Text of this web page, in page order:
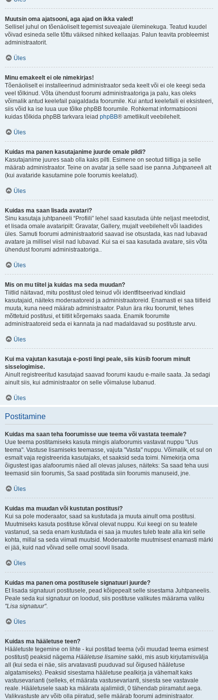
Muutsin oma ajatsooni, aga ajad on ikka valed!
Sellisel juhul on tõenäoliselt tegemist suveajale üleminekuga. Teatud kuudel
võivad esineda selle tõttu väiksed nihked kellaajas. Palun teavita probleemist
administraatorit.
Üles
Minu emakeelt ei ole nimekirjas!
Tõenäoliselt ei installeerinud administraator seda keelt või ei ole keegi seda
veel tõlkinud. Võta ühendust foorumi administraatoriga ja palu, kas oleks
võimalik antud keelefail paigaldada foorumile. Kui antud keelefaili ei eksisteeri,
siis võid ka ise luua uue tõlke phpBB foorumile. Rohkemat informatsiooni
kuidas tõlkida phpBB tarkvara leiad phpBB® ametlikult veebilehelt.
Üles
Kuidas ma panen kasutajanime juurde omale pildi?
Kasutajanime juures saab olla kaks pilti. Esimene on seotud tiitliga ja selle
määrab administraator. Teine on avatar ja selle saad ise panna Juhtpaneeli alt
(kui avataride kasutamine pole foorumis keelatud).
Üles
Kuidas ma saan lisada avatari?
Sinu kasutaja juhtpaneeli “Profiili” lehel saad kasutada ühte neljast meetodist,
et lisada omale avataripilt: Gravatar, Gallery, mujalt veebilehelt või laadides
üles. Samuti foorumi administraatorid saavad ise otsustada, kas nad lubavad
avatare ja millisel viisil nad lubavad. Kui sa ei saa kasutada avatare, siis võta
ühendust foorumi administraatoriga..
Üles
Mis on mu tiitel ja kuidas ma seda muudan?
Tiitlid näitavad, mitu postitust oled teinud või identfitseerivad kindlaid
kasutajaid, näiteks moderaatoreid ja administraatoreid. Enamasti ei saa tiitleid
muuta, kuna need määrab administraator. Palun ära riku foorumit, tehes
mõttetuid postitusi, et tiitlit kõrgemaks saada. Enamik foorumite
administraatoreid seda ei kannata ja nad madaldavad su postituste arvu.
Üles
Kui ma vajutan kasutaja e-posti lingi peale, siis küsib foorum minult
sisselogimise.
Ainult registreeritud kasutajad saavad foorumi kaudu e-maile saata. Ja sedagi
ainult siis, kui administraator on selle võimaluse lubanud.
Üles
Postitamine
Kuidas ma saan teha foorumisse uue teema või vastata teemale?
Uue teema postitamiseks kasuta mingis alafoorumis vastavat nuppu "Uus
teema". Vastuse lisamiseks teemasse, vajuta "Vasta" nuppu. Võimalik, et sul on
esmalt vaja registreerida kasutajaks, et saaksid seda toimi. Nimekirja oma
õigustest igas alafoorumis näed all olevas jaluses, näiteks: Sa saad teha uusi
teemasid siin foorumis, Sa saad postitada siin foorumis manuseid, jne.
Üles
Kuidas ma muudan või kustutan postitusi?
Kui sa pole moderaator, saad sa kustutada ja muuta ainult oma postitusi.
Muutmiseks kasuta postituse kõrval olevat nuppu. Kui keegi on su teatele
vastanud, sa seda enam kustutada ei saa ja muutes tuleb teate alla kiri selle
kohta, millal sa seda viimati muutsid. Moderaatorite muutmisest enamasti märki
ei jää, kuid nad võivad selle omal soovil lisada.
Üles
Kuidas ma panen oma postitusele signatuuri juurde?
Et lisada signatuuri postitusele, pead kõigepealt selle sisestama Juhtpaneelis.
Peale seda kui signatuur on loodud, siis postituse valikutes määrama valiku
"Lisa signatuur".
Üles
Kuidas ma hääletuse teen?
Hääletuste tegemine on lihte - kui postitad teema (või muudad teema esimest
postitust) peaksid nägema Hääletuse lisamine sakki, mis asub kirjutamisvälja
all (kui seda ei näe, siis arvatavasti puuduvad sul õigused hääletuse
algatamiseks). Peaksid sisestama hääletuse pealkirja ja vähemalt kaks
vastusevarianti (selleks, et määrata vastusevarianti, sisesta see vastavale
reale. Hääletusele saab ka määrata ajalimiidi, 0 tähendab piiramatut aega.
Valikvastuste arv võib olla piiratud, selle määrab foorumi administraator.